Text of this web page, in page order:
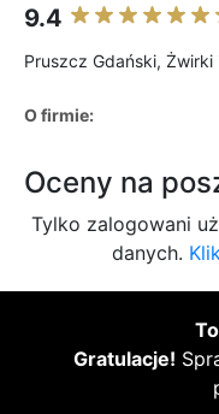
9.4
Pruszcz Gdański, Żwirki
O firmie:
Oceny na
Tylko zalogowani
danych.
Gratulacje!